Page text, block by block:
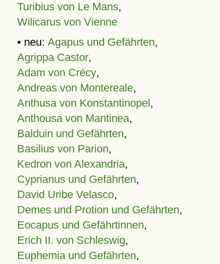
Turibius von Le Mans,
Wilicarus von Vienne
• neu: Agapus und Gefährten,
Agrippa Castor,
Adam von Crécy,
Andreas von Montereale,
Anthusa von Konstantinopel,
Anthousa von Mantinea,
Balduin und Gefährten,
Basilius von Parion,
Kedron von Alexandria,
Cyprianus und Gefährten,
David Uribe Velasco,
Demes und Protion und Gefährten,
Eocapus und Gefährtinnen,
Erich II. von Schleswig,
Euphemia und Gefährten,